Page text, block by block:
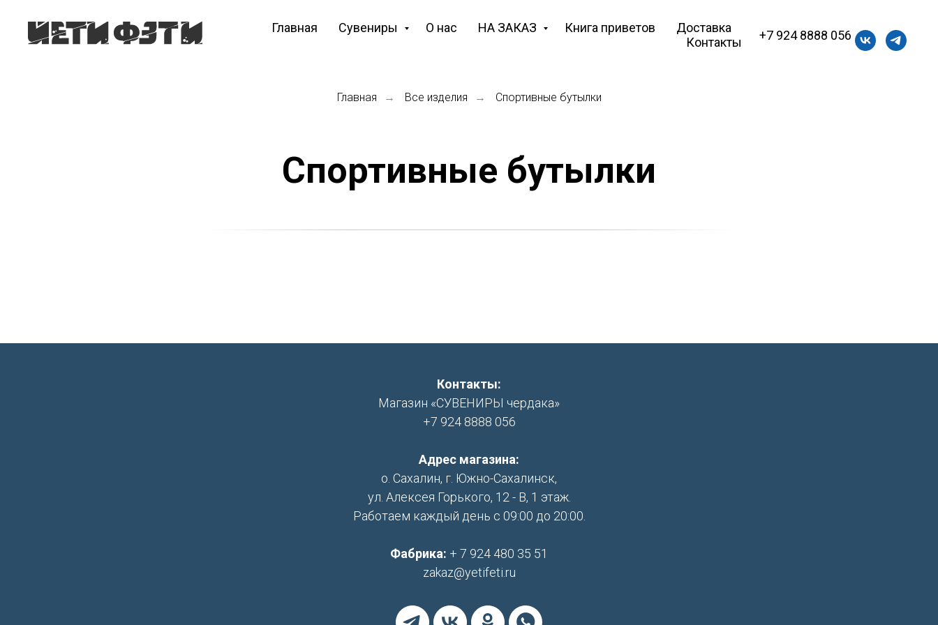
Главная Сувениры О нас НА ЗАКАЗ Книга приветов
Доставка
Контакты
+7 924 8888 056
Главная → Все изделия → Спортивные бутылки
Спортивные бутылки
Контакты:
Магазин «СУВЕНИРЫ чердака»
+7 924 8888 056
Адрес магазина:
о. Сахалин, г. Южно-Сахалинск,
ул. Алексея Горького, 12 - В, 1 этаж.
Работаем каждый день с 09:00 до 20:00.
Фабрика: + 7 924 480 35 51
zakaz@yetifeti.ru